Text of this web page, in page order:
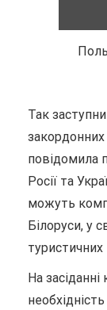
Так
повідомила
Росії та
можуть
Білоруси, у
На